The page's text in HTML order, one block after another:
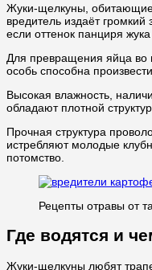
Жуки-щелкуны, обитающие
вредитель издаёт
если оттенок панциря жука
Для превращения яйца во
особь способна
Высокая влажность,
обладают плотной
Прочная структура
истребляют молодые
потомство.
Рецепты отравы от
Где водятся и
Жуки-щелкуны любят